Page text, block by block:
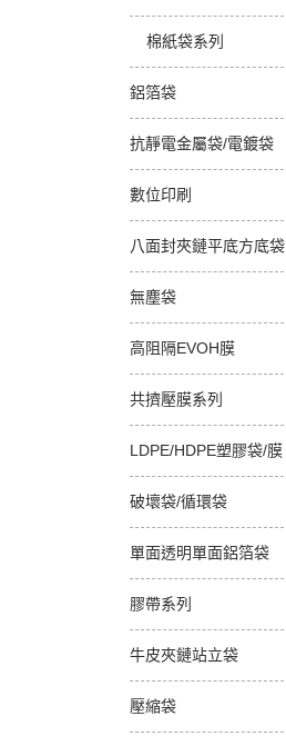
棉紙袋系列
鋁箔袋
抗靜電金屬袋/電鍍袋
數位印刷
八面封夾鏈平底方底袋
無塵袋
高阻隔EVOH膜
共擠壓膜系列
LDPE/HDPE塑膠袋/膜
破壞袋/循環袋
單面透明單面鋁箔袋
膠帶系列
牛皮夾鏈站立袋
壓縮袋